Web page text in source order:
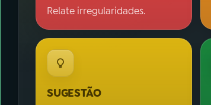
Relate irregularidades.
SUGESTÃO